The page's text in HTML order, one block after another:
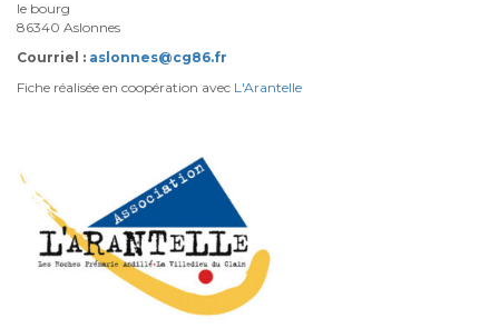
le bourg
86340 Aslonnes
Courriel : aslonnes@cg86.fr
Fiche réalisée en coopération avec L'Arantelle